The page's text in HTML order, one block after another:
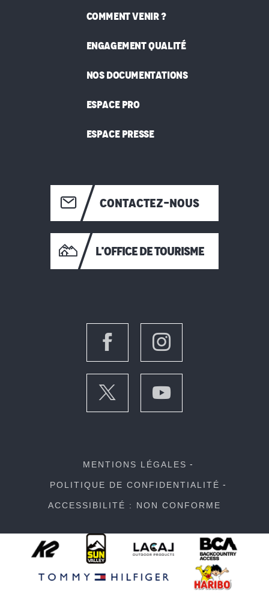
COMMENT VENIR ?
ENGAGEMENT QUALITÉ
NOS DOCUMENTATIONS
ESPACE PRO
ESPACE PRESSE
CONTACTEZ-NOUS
L'OFFICE DE TOURISME
MENTIONS LÉGALES
POLITIQUE DE CONFIDENTIALITÉ
ACCESSIBILITÉ : NON CONFORME